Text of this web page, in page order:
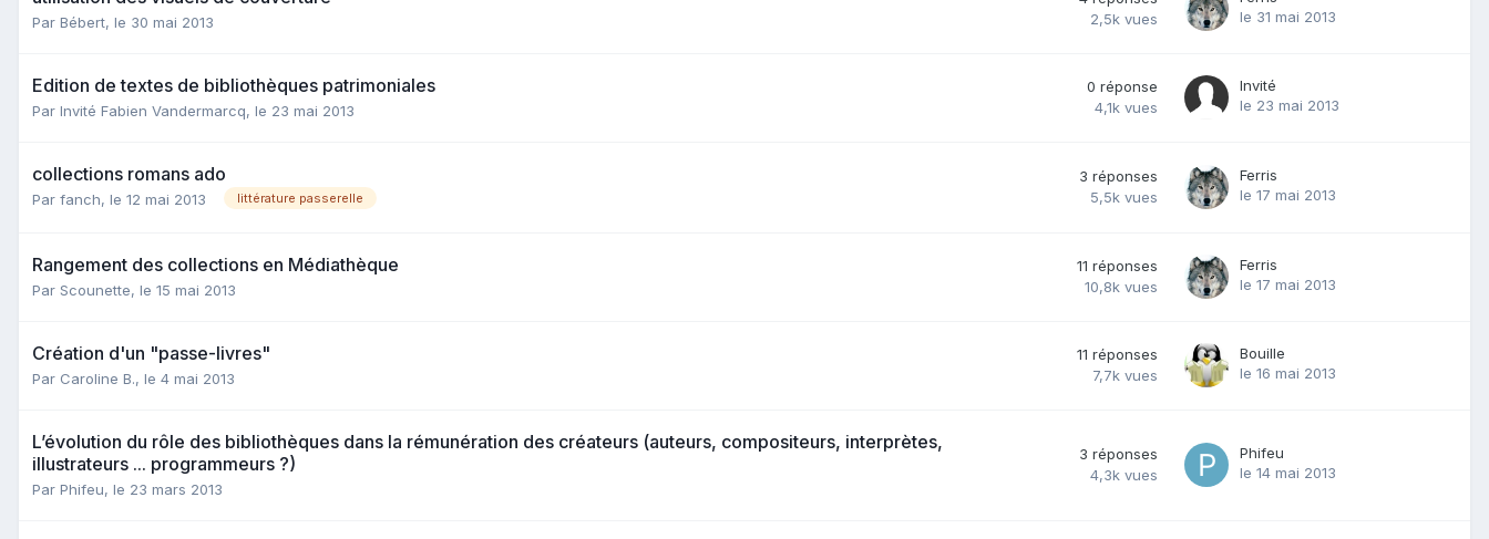
Par Bébert, le 30 mai 2013
2,5k vues
le 31 mai 2013
Edition de textes de bibliothèques patrimoniales
Par Invité Fabien Vandermarcq, le 23 mai 2013
0 réponse
4,1k vues
Invité
le 23 mai 2013
collections romans ado
Par fanch, le 12 mai 2013 littérature passerelle
3 réponses
5,5k vues
Ferris
le 17 mai 2013
Rangement des collections en Médiathèque
Par Scounette, le 15 mai 2013
11 réponses
10,8k vues
Ferris
le 17 mai 2013
Création d'un "passe-livres"
Par Caroline B., le 4 mai 2013
11 réponses
7,7k vues
Bouille
le 16 mai 2013
L’évolution du rôle des bibliothèques dans la rémunération des créateurs (auteurs, compositeurs, interprètes,
illustrateurs ... programmeurs ?)
Par Phifeu, le 23 mars 2013
3 réponses
4,3k vues
Phifeu
le 14 mai 2013